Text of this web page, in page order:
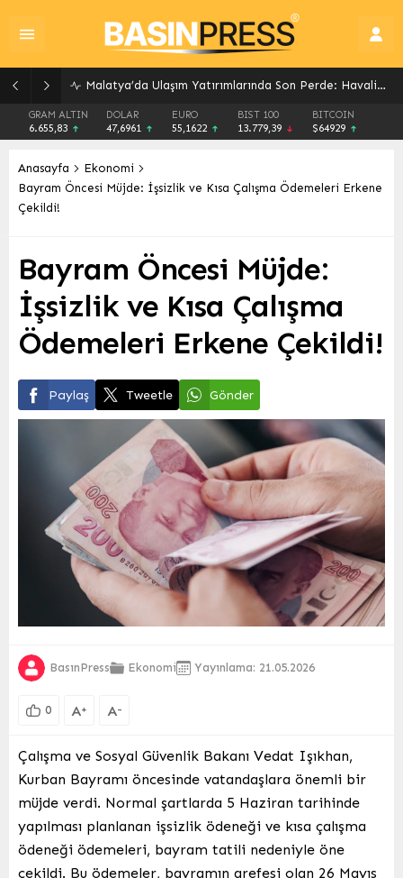
Malatya’da Ulaşım Yatırımlarında Son Perde: Havalimanı Eylül’de, Çevre Yolu Ekim’de Açılıyor
GRAM ALTIN
6.655,83
DOLAR
47,6961
EURO
55,1622
BIST 100
13.779,39
BITCOIN
$64929
Anasayfa
Ekonomi
Bayram Öncesi Müjde: İşsizlik ve Kısa Çalışma Ödemeleri Erkene
Çekildi!
Bayram Öncesi Müjde:
İşsizlik ve Kısa Çalışma
Ödemeleri Erkene Çekildi!
Paylaş Tweetle Gönder
BasınPress Ekonomi Yayınlama: 21.05.2026
0 A+ A-
Çalışma ve Sosyal Güvenlik Bakanı Vedat Işıkhan,
Kurban Bayramı öncesinde vatandaşlara önemli bir
müjde verdi. Normal şartlarda 5 Haziran tarihinde
yapılması planlanan işsizlik ödeneği ve kısa çalışma
ödeneği ödemeleri, bayram tatili nedeniyle öne
çekildi. Bu ödemeler, bayramın arefesi olan 26 Mayıs